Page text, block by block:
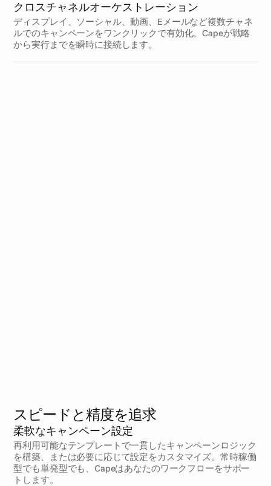
クロスチャネルオーケストレーション
ディスプレイ、ソーシャル、動画、Eメールなど複数チャネ
ルでのキャンペーンをワンクリックで有効化。Capeが戦略
から実行までを瞬時に接続します。
スピードと精度を追求
柔軟なキャンペーン設定
再利用可能なテンプレートで一貫したキャンペーンロジック
を構築、または必要に応じて設定をカスタマイズ。常時稼働
型でも単発型でも、Capeはあなたのワークフローをサポー
トします。